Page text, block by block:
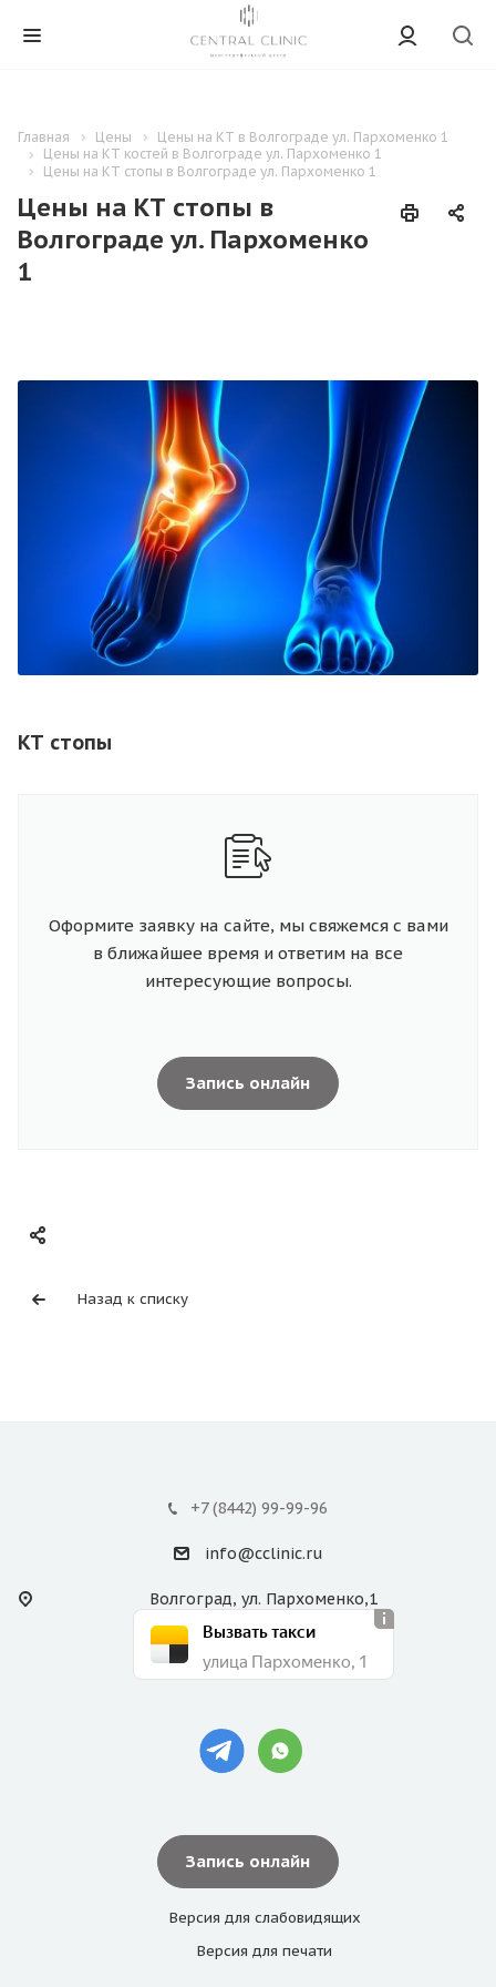
Главная Цены
Цены на КТ в Волгограде ул. Пархоменко 1
Цены на КТ костей в Волгограде ул. Пархоменко 1
Цены на КТ стопы в Волгограде ул. Пархоменко 1
Цены на КТ стопы в
Волгограде ул. Пархоменко
1
КТ стопы
Оформите заявку на сайте, мы свяжемся с вами
в ближайшее время и ответим на все
интересующие вопросы.
Запись онлайн
Назад к списку
+7 (8442) 99-99-96
info@cclinic.ru
Волгоград, ул. Пархоменко,1
Вызвать такси
улица Пархоменко, 1
Запись онлайн
Версия для слабовидящих
Версия для печати